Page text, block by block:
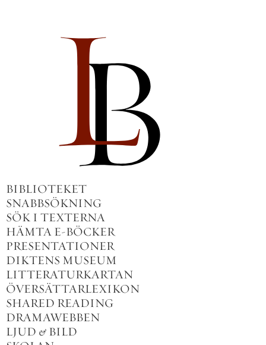
BIBLIOTEKET
SNABBSÖKNING
SÖK I TEXTERNA
HÄMTA E-BÖCKER
PRESENTATIONER
DIKTENS MUSEUM
LITTERATURKARTAN
ÖVERSÄTTARLEXIKON
SHARED READING
DRAMAWEBBEN
LJUD & BILD